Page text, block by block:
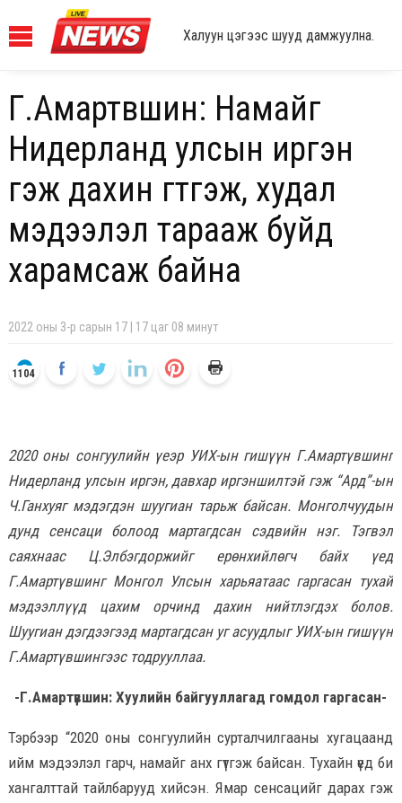
Халуун цэгээс шууд дамжуулна.
Г.Амартүвшин: Намайг
Нидерланд улсын иргэн
гэж дахин гүтгэж, худал
мэдээлэл тарааж буйд
харамсаж байна
2022 оны 3-р сарын 17 | 17 цаг 08 минут
1104
2020 оны сонгуулийн үеэр УИХ-ын гишүүн Г.Амартүвшинг
Нидерланд улсын иргэн, давхар иргэншилтэй гэж “Ард”-ын
Ч.Ганхуяг мэдэгдэн шуугиан тарьж байсан. Монголчуудын
дунд сенсаци болоод мартагдсан сэдвийн нэг. Тэгвэл
саяхнаас Ц.Элбэгдоржийг ерөнхийлөгч байх үед
Г.Амартүвшинг Монгол Улсын харьяатаас гаргасан тухай
мэдээллүүд цахим орчинд дахин нийтлэгдэх болов.
Шуугиан дэгдээгээд мартагдсан уг асуудлыг УИХ-ын гишүүн
Г.Амартүвшингээс тодрууллаа.
-Г.Амартүвшин: Хуулийн байгууллагад гомдол гаргасан-
Тэрбээр “2020 оны сонгуулийн сурталчилгааны хугацаанд
ийм мэдээлэл гарч, намайг анх гүтгэж байсан. Тухайн үед би
хангалттай тайлбарууд хийсэн. Ямар сенсацийг дарах гэж